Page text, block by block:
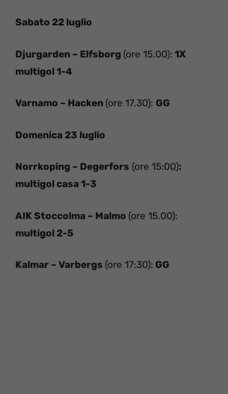
Sabato 22 luglio
Djurgarden – Elfsborg (ore 15.00): 1X
multigol 1-4
Varnamo – Hacken (ore 17.30): GG
Domenica 23 luglio
Norrkoping – Degerfors (ore 15:00):
multigol casa 1-3
AIK Stoccolma – Malmo (ore 15.00):
multigol 2-5
Kalmar – Varbergs (ore 17:30): GG